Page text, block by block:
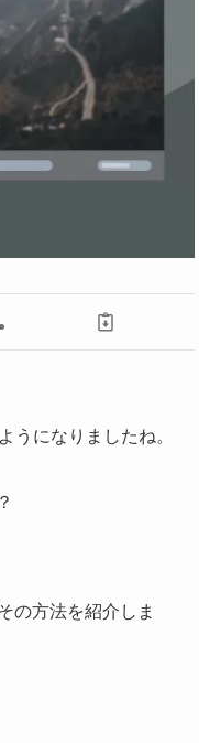
うになりましたね。
の方法を紹介しま